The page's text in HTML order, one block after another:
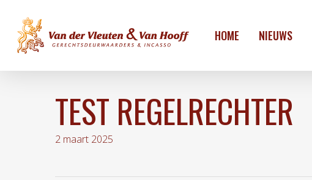
main
content
HOME NIEUWS
TEST REGELRECHTER
2 maart 2025